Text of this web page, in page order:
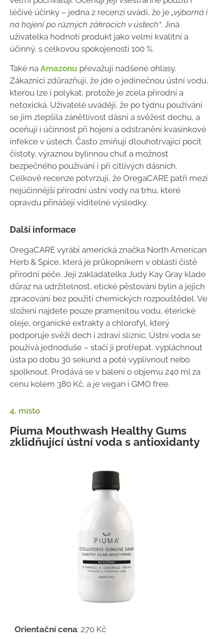
léčivé účinky – jedna z recenzí uvádí, že je „výborná i
na hojení po různých zákrocích v ústech“. Jiná
uživatelka hodnotí produkt jako velmi kvalitní a
účinný, s celkovou spokojeností 100 %.
Také na Amazonu převažují nadšené ohlasy.
Zákazníci zdůrazňují, že jde o jedinečnou ústní vodu,
kterou lze i polykat, protože je zcela přírodní a
netoxická. Uživatelé uvádějí, že po týdnu používání
se jim zlepšila zánětlivost dásní a svěžest dechu, a
oceňují i účinnost při hojení a odstranění kvasinkové
infekce v ústech. Často zmiňují dlouhotrvající pocit
čistoty, výraznou bylinnou chuť a možnost
bezpečného používání i při citlivých dásních.
Celkově recenze potvrzují, že OregaCARE patří mezi
nejúčinnější přírodní ústní vody na trhu, které
opravdu přinášejí viditelné výsledky.
Další informace
OregaCARE vyrábí americká značka North American
Herb & Spice, která je průkopníkem v oblasti čistě
přírodní péče. Její zakladatelka Judy Kay Gray klade
důraz na udržitelnost, etické pěstování bylin a jejich
zpracování bez použití chemických rozpouštědel. Ve
složení najdete pouze pramenitou vodu, éterické
oleje, organické extrakty a chlorofyl, který
podporuje svěží dech i zdraví sliznic. Ústní voda se
používá jednoduše – stačí ji protřepat, vypláchnout
ústa po dobu 30 sekund a poté vyplivnout nebo
spolknout. Prodává se v balení o objemu 240 ml za
cenu kolem 380 Kč, a je vegan i GMO free.
4. místo
Piuma Mouthwash Healthy Gums
zklidňující ústní voda s antioxidanty
Orientační cena: 270 Kč